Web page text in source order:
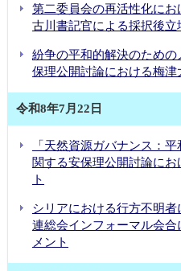
第二委員会の再活性化に
古川書記官による採択後立
紛争の平和的解決のため
保理公開討論における梅津
令和8年7月22日
「天然資源ガバナンス：
関する安保理公開討論に
ト
シリアにおける行方不明
連総会インフォーマル会
メント